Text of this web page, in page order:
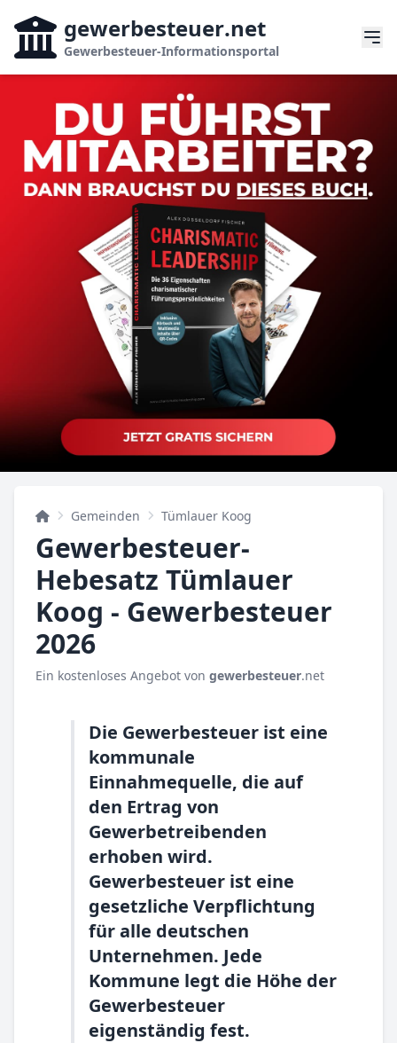
gewerbesteuer.net
Gewerbesteuer-Informationsportal
Gemeinden Tümlauer Koog
Gewerbesteuer-
Hebesatz Tümlauer
Koog - Gewerbesteuer
2026
Ein kostenloses Angebot von gewerbesteuer.net
Die Gewerbesteuer ist eine
kommunale
Einnahmequelle, die auf
den Ertrag von
Gewerbetreibenden
erhoben wird.
Gewerbesteuer ist eine
gesetzliche Verpflichtung
für alle deutschen
Unternehmen. Jede
Kommune legt die Höhe der
Gewerbesteuer
eigenständig fest.